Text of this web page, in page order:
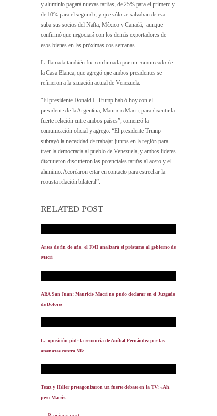
y aluminio pagará nuevas tarifas, de 25% para el primero y
de 10% para el segundo, y que sólo se salvaban de esa
suba sus socios del Nafta, México y Canadá, aunque
confirmó que negociará con los demás exportadores de
esos bienes en las próximas dos semanas.
La llamada también fue confirmada por un comunicado de
la Casa Blanca, que agregó que ambos presidentes se
refirieron a la situación actual de Venezuela.
“El presidente Donald J. Trump habló hoy con el
presidente de la Argentina, Mauricio Macri, para discutir la
fuerte relación entre ambos países”, comenzó la
comunicación oficial y agregó: “El presidente Trump
subrayó la necesidad de trabajar juntos en la región para
traer la democracia al pueblo de Venezuela, y ambos líderes
discutieron discutieron las potenciales tarifas al acero y el
aluminio. Acordaron estar en contacto para estrechar la
robusta relación bilateral”.
RELATED POST
Antes de fin de año, el FMI analizará el préstamo al gobierno de
Macri
ARA San Juan: Mauricio Macri no pudo declarar en el Juzgado
de Dolores
La oposición pide la renuncia de Aníbal Fernández por las
amenazas contra Nik
Tetaz y Heller protagonizaron un fuerte debate en la TV: «Ah,
pero Macri»